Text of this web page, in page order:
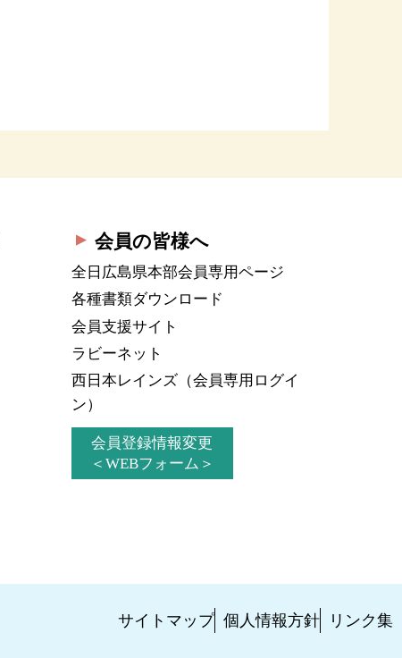
会員の皆様へ
全日広島県本部会員専用ページ
各種書類ダウンロード
会員支援サイト
ラビーネット
西日本レインズ（会員専用ログイ
ン）
会員登録情報変更
＜WEBフォーム＞
サイトマップ 個人情報方針 リンク集